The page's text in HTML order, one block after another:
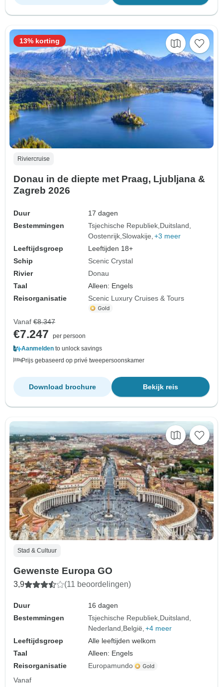
Riviercruise
Donau in de diepte met Praag, Ljubljana &
Zagreb 2026
Duur
17 dagen
Bestemmingen
Tsjechische Republiek Duitsland
Oostenrijk Slowakije +3 meer
Leeftijdsgroep
Leeftijden 18+
Schip
Scenic Crystal
Rivier
Donau
Taal
Alleen: Engels
Reisorganisatie
Scenic Luxury Cruises & Tours
13% korting
Vanaf €8.347
€7.247
per persoon
Aanmelden to unlock savings
Prijs gebaseerd op privé tweepersoonskamer
Bekijk reis
Download brochure
Stad & Cultuur
Gewenste Europa GO
3,9 (11 beoordelingen)
Duur
16 dagen
Bestemmingen
Tsjechische Republiek Duitsland
Nederland België +4 meer
Leeftijdsgroep
Alle leeftijden welkom
Taal
Alleen: Engels
Reisorganisatie
Europamundo
Vanaf